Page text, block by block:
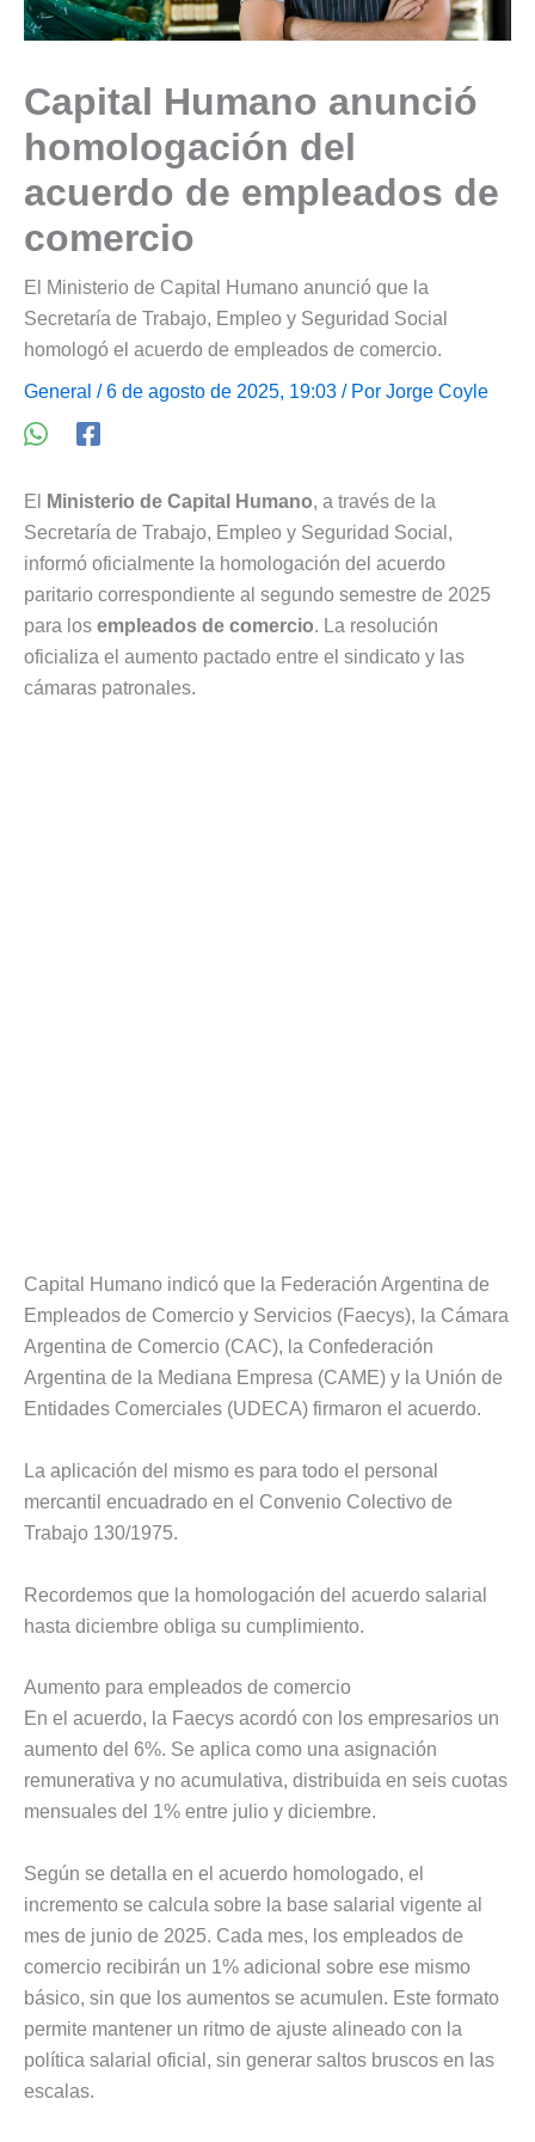
Capital Humano anunció
homologación del
acuerdo de empleados de
comercio
El Ministerio de Capital Humano anunció que la
Secretaría de Trabajo, Empleo y Seguridad Social
homologó el acuerdo de empleados de comercio.
General / 6 de agosto de 2025, 19:03 / Por Jorge Coyle
El Ministerio de Capital Humano, a través de la
Secretaría de Trabajo, Empleo y Seguridad Social,
informó oficialmente la homologación del acuerdo
paritario correspondiente al segundo semestre de 2025
para los empleados de comercio. La resolución
oficializa el aumento pactado entre el sindicato y las
cámaras patronales.
Capital Humano indicó que la Federación Argentina de
Empleados de Comercio y Servicios (Faecys), la Cámara
Argentina de Comercio (CAC), la Confederación
Argentina de la Mediana Empresa (CAME) y la Unión de
Entidades Comerciales (UDECA) firmaron el acuerdo.
La aplicación del mismo es para todo el personal
mercantil encuadrado en el Convenio Colectivo de
Trabajo 130/1975.
Recordemos que la homologación del acuerdo salarial
hasta diciembre obliga su cumplimiento.
Aumento para empleados de comercio
En el acuerdo, la Faecys acordó con los empresarios un
aumento del 6%. Se aplica como una asignación
remunerativa y no acumulativa, distribuida en seis cuotas
mensuales del 1% entre julio y diciembre.
Según se detalla en el acuerdo homologado, el
incremento se calcula sobre la base salarial vigente al
mes de junio de 2025. Cada mes, los empleados de
comercio recibirán un 1% adicional sobre ese mismo
básico, sin que los aumentos se acumulen. Este formato
permite mantener un ritmo de ajuste alineado con la
política salarial oficial, sin generar saltos bruscos en las
escalas.